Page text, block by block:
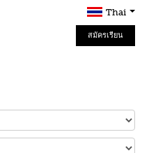
Thai
สมัครเรียน
Online